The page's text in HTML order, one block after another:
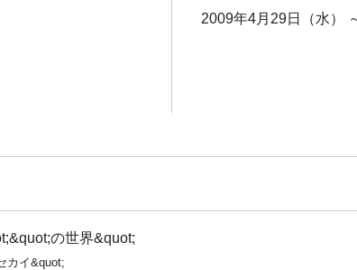
2009年4月29日（水）
の世界&quot;
カイ&quot;